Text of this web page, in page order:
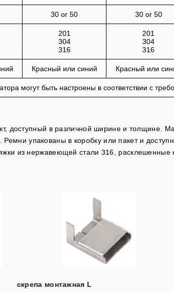
30 or 50 30 or 50
201
304
316
201
304
316
Красный или синий Красный или
могут быть настроены в соответствии с
доступный в различной ширине и толщине.
Ремни упакованы в коробку или пакет и
из нержавеющей стали 316, расклешенные
скрепа монтажная L